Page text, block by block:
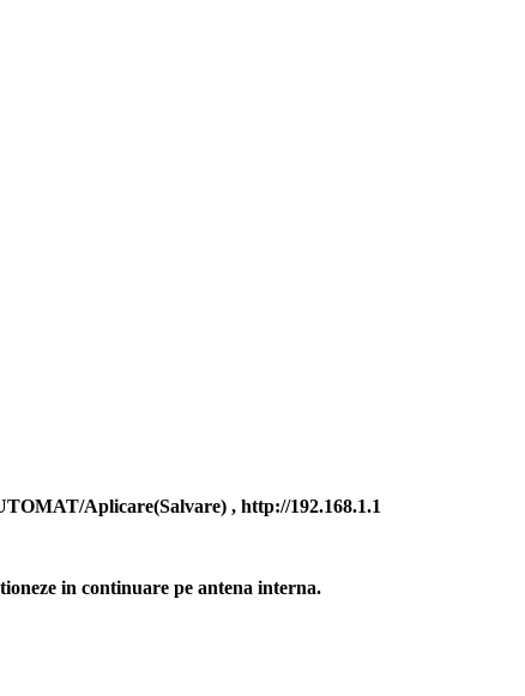
Aplicare(Salvare) , http://192.168.1.1
in continuare pe antena interna.